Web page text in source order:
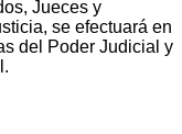
Jueces y
se efectuará en
del Poder Judicial y